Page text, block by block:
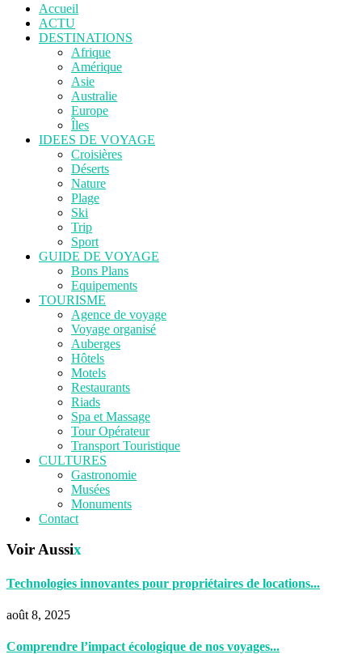
Accueil
ACTU
DESTINATIONS
Afrique
Amérique
Asie
Australie
Europe
Îles
IDEES DE VOYAGE
Croisières
Déserts
Nature
Plage
Ski
Trip
Sport
GUIDE DE VOYAGE
Bons Plans
Equipements
TOURISME
Agence de voyage
Voyage organisé
Auberges
Hôtels
Motels
Restaurants
Riads
Spa et Massage
Tour Opérateur
Transport Touristique
CULTURES
Gastronomie
Musées
Monuments
Contact
Voir Aussix
Technologies innovantes pour propriétaires de locations...
août 8, 2025
Comprendre l’impact écologique de nos voyages...